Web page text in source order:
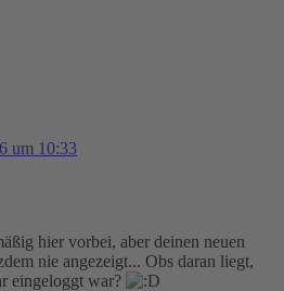
um 10:33
hier vorbei, aber deinen neuen
nie angezeigt... Obs daran liegt,
eingeloggt war?